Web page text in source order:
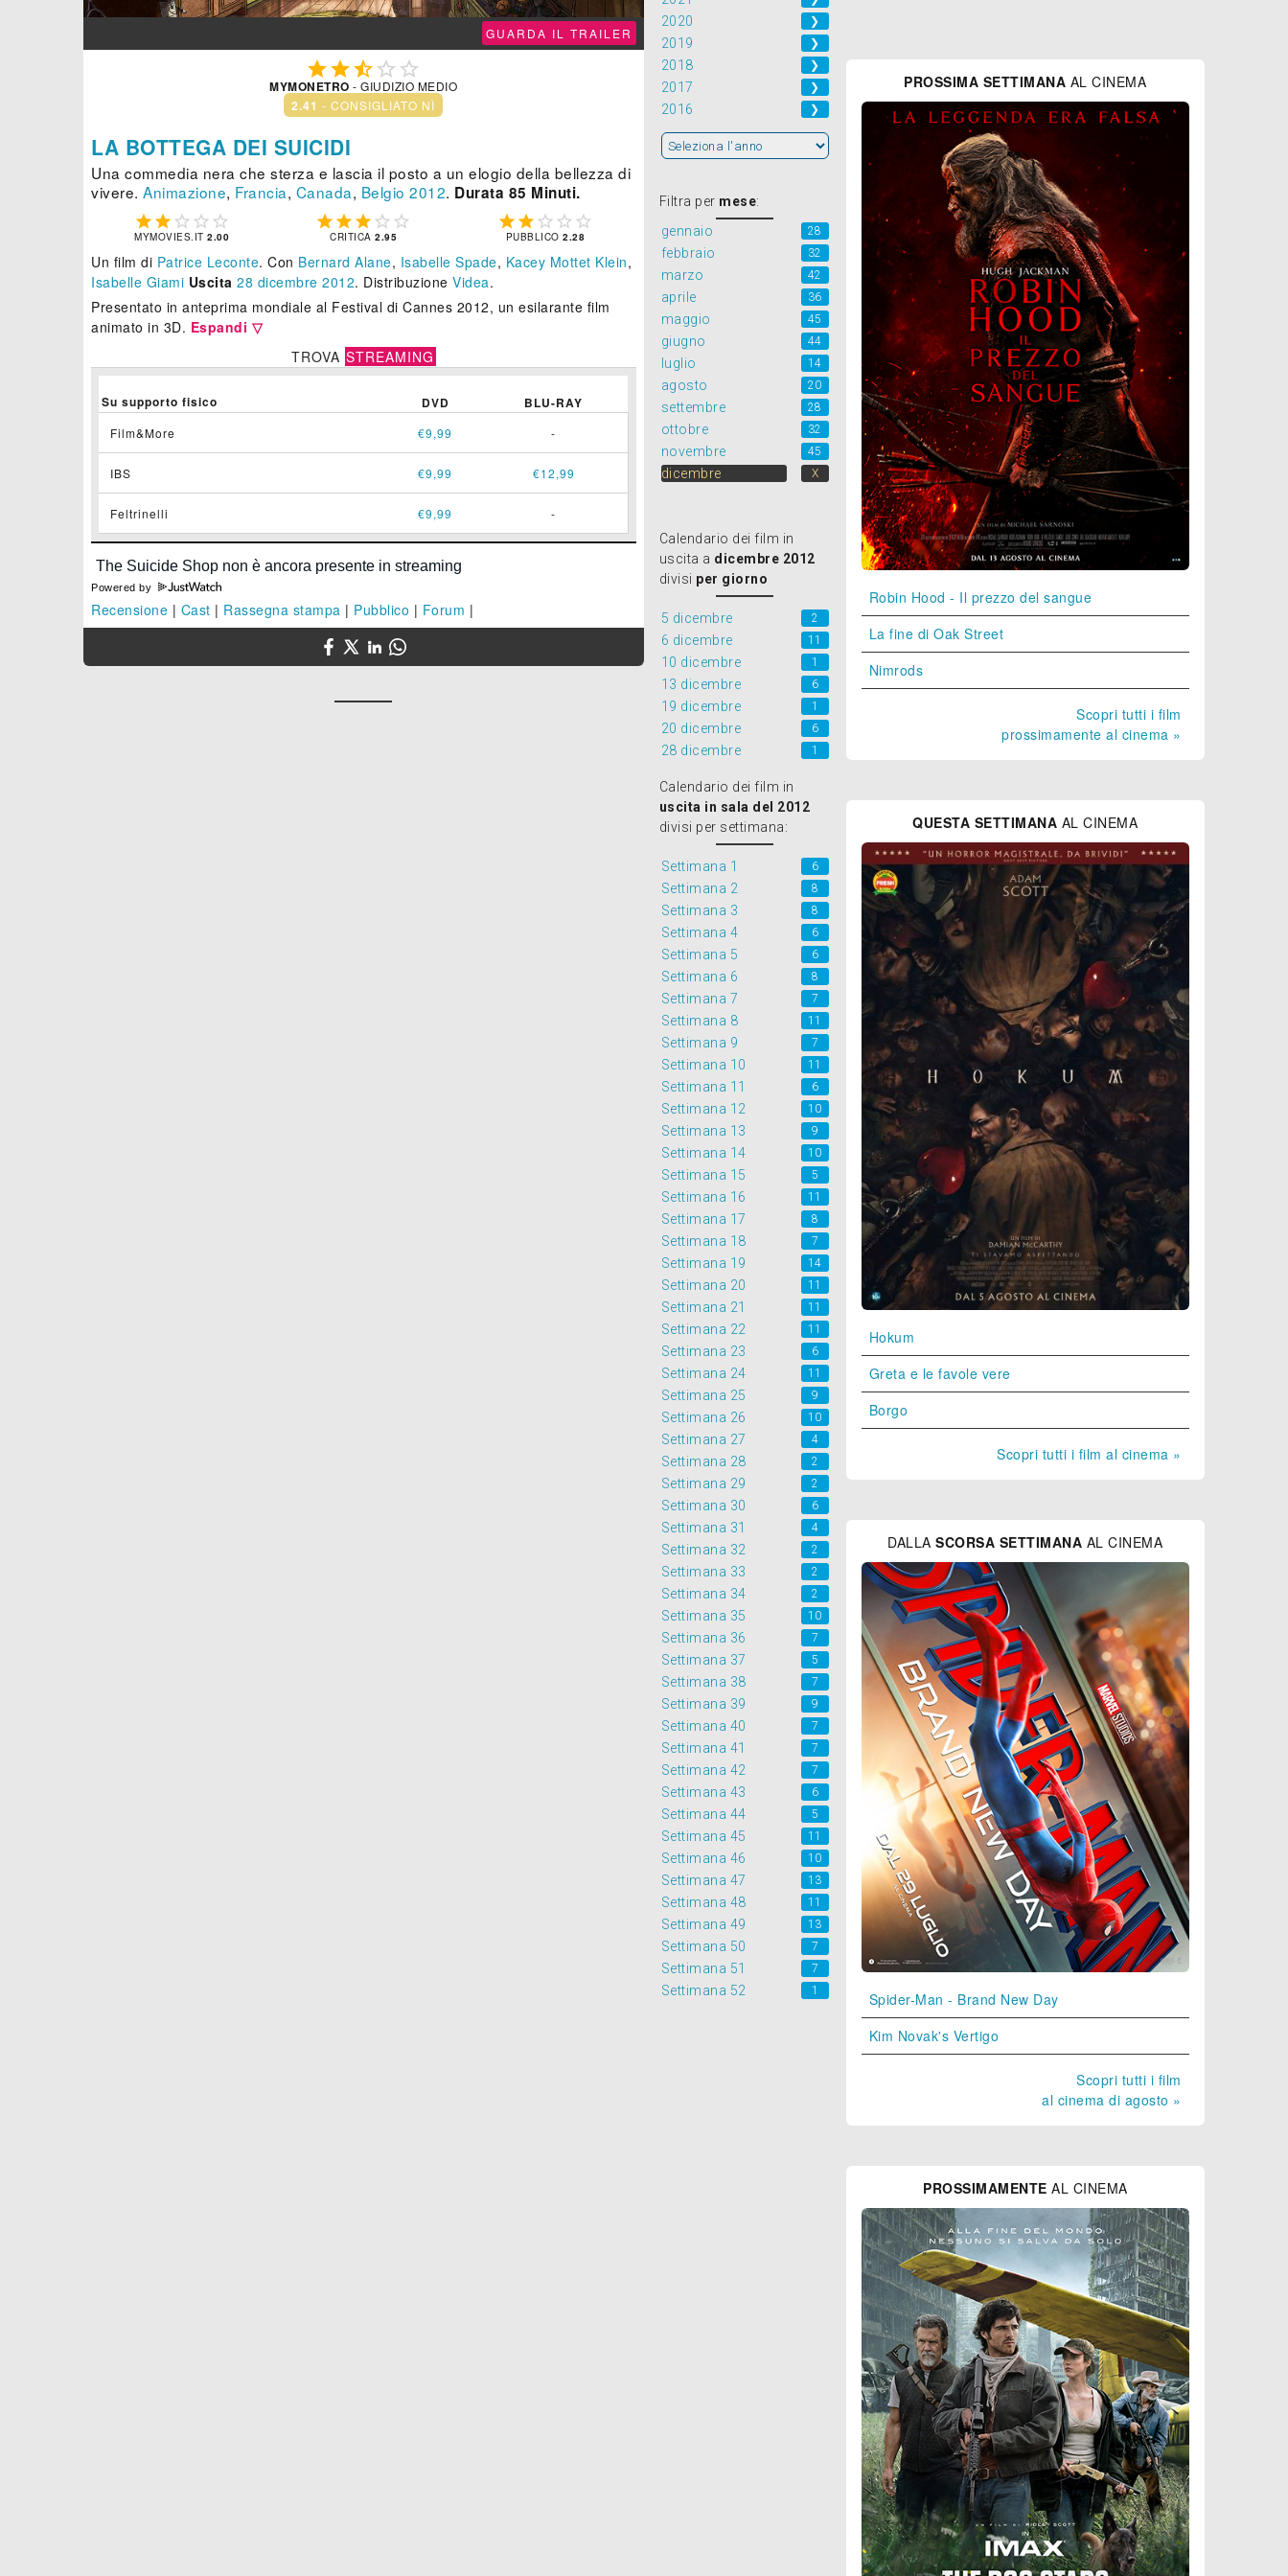
GUARDA IL TRAILER
  
MYMONETRO - GIUDIZIO MEDIO
2.41 - CONSIGLIATO NÌ
LA BOTTEGA DEI SUICIDI
Una commedia nera che sterza e lascia il posto a un elogio della bellezza di
vivere. Animazione, Francia, Canada, Belgio 2012. Durata 85 Minuti.
    
MYMOVIES.IT2.00
    
CRITICA2.95
    
PUBBLICO2.28
Un film di Patrice Leconte. Con Bernard Alane, Isabelle Spade, Kacey Mottet Klein,
Isabelle Giami Uscita 28 dicembre 2012. Distribuzione Videa.
Presentato in anteprima mondiale al Festival di Cannes 2012, un esilarante film
animato in 3D. Espandi ▽
TROVA STREAMING
Su supporto fisico DVD BLU-RAY
Film&More €9,99 -
IBS €9,99 €12,99
Feltrinelli €9,99 -
Powered by
Recensione | Cast | Rassegna stampa | Pubblico | Forum |
2020 ❯
2019 ❯
2018 ❯
2017 ❯
2016 ❯
Filtra per mese:
gennaio
28
febbraio 32
marzo 42
aprile 36
maggio 45
giugno 44
luglio 14
agosto 20
settembre 28
ottobre 32
novembre 45
dicembre X
Calendario dei film in
uscita a dicembre 2012
divisi per giorno
5 dicembre 2
6 dicembre 11
10 dicembre 1
13 dicembre 6
19 dicembre 1
20 dicembre 6
28 dicembre 1
Calendario dei film in
uscita in sala del 2012
divisi per settimana:
Settimana 1 6
Settimana 2 8
Settimana 3 8
Settimana 4 6
Settimana 5 6
Settimana 6 8
Settimana 7 7
Settimana 8 11
Settimana 9 7
Settimana 10 11
Settimana 11 6
Settimana 12 10
Settimana 13 9
Settimana 14 10
Settimana 15 5
Settimana 16 11
Settimana 17 8
Settimana 18 7
Settimana 19 14
Settimana 20 11
Settimana 21 11
Settimana 22 11
Settimana 23 6
Settimana 24 11
Settimana 25 9
Settimana 26 10
Settimana 27 4
Settimana 28 2
Settimana 29 2
Settimana 30 6
Settimana 31 4
Settimana 32 2
Settimana 33 2
Settimana 34 2
Settimana 35 10
Settimana 36 7
Settimana 37 5
Settimana 38 7
Settimana 39 9
Settimana 40 7
Settimana 41 7
Settimana 42 7
Settimana 43 6
Settimana 44 5
Settimana 45 11
Settimana 46 10
Settimana 47 13
Settimana 48 11
Settimana 49 13
Settimana 50 7
Settimana 51 7
Settimana 52 1
PROSSIMA SETTIMANA AL CINEMA
Robin Hood - Il prezzo del sangue
La fine di Oak Street
Nimrods
Scopri tutti i film
prossimamente al cinema »
QUESTA SETTIMANA AL CINEMA
Hokum
Greta e le favole vere
Borgo
Scopri tutti i film al cinema »
DALLASCORSA SETTIMANA AL CINEMA
Spider-Man - Brand New Day
Kim Novak's Vertigo
Scopri tutti i film
al cinema di agosto »
PROSSIMAMENTE AL CINEMA